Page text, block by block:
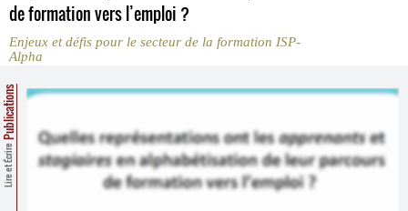
·
Ressources pédagogiques
Comprendre et parler
Contacts
Trouver un lieu d’alphabétisation
de formation vers l’emploi ?
Enjeux et défis pour le secteur de la formation ISP-
Alpha
Lire et Écrire
Publications